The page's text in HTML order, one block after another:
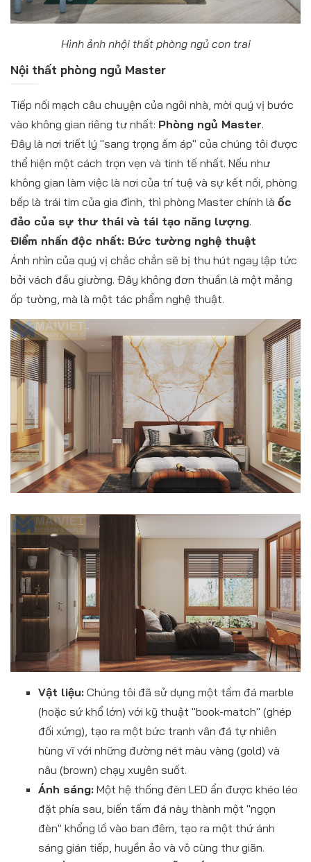
Hình ảnh nhội thất phòng ngủ con trai
Nội thất phòng ngủ Master
Tiếp nối mạch câu chuyện của ngôi nhà, mời quý vị bước
vào không gian riêng tư nhất: Phòng ngủ Master.
Đây là nơi triết lý "sang trọng ấm áp" của chúng tôi được
thể hiện một cách trọn vẹn và tinh tế nhất. Nếu như
không gian làm việc là nơi của trí tuệ và sự kết nối, phòng
bếp là trái tim của gia đình, thì phòng Master chính là ốc
đảo của sự thư thái và tái tạo năng lượng.
Điểm nhấn độc nhất: Bức tường nghệ thuật
Ánh nhìn của quý vị chắc chắn sẽ bị thu hút ngay lập tức
bởi vách đầu giường. Đây không đơn thuần là một mảng
ốp tường, mà là một tác phẩm nghệ thuật.
Vật liệu: Chúng tôi đã sử dụng một tấm đá marble
(hoặc sứ khổ lớn) với kỹ thuật "book-match" (ghép
đối xứng), tạo ra một bức tranh vân đá tự nhiên
hùng vĩ với những đường nét màu vàng (gold) và
nâu (brown) chạy xuyên suốt.
Ánh sáng: Một hệ thống đèn LED ẩn được khéo léo
đặt phía sau, biến tấm đá này thành một "ngọn
đèn" khổng lồ vào ban đêm, tạo ra một thứ ánh
sáng gián tiếp, huyền ảo và vô cùng thư giãn.